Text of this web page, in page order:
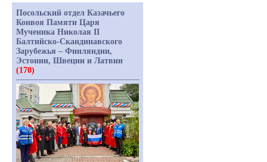
Посольский отдел Казачьего
Конвоя Памяти Царя
Мученика Николая II
Балтийско-Скандинавского
Зарубежья – Финляндии,
Эстонии, Швеции и Латвии
(170)